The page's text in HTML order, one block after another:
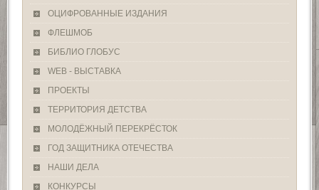
ОЦИФРОВАННЫЕ ИЗДАНИЯ
ФЛЕШМОБ
БИБЛИО ГЛОБУС
WEB - ВЫСТАВКА
ПРОЕКТЫ
ТЕРРИТОРИЯ ДЕТСТВА
МОЛОДЁЖНЫЙ ПЕРЕКРЁСТОК
ГОД ЗАЩИТНИКА ОТЕЧЕСТВА
НАШИ ДЕЛА
КОНКУРСЫ